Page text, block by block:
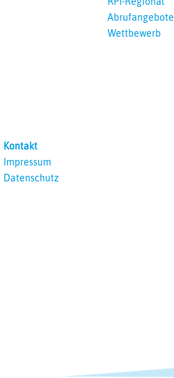
Abrufangebote
Wettbewerb
Kontakt
Impressum
Datenschutz